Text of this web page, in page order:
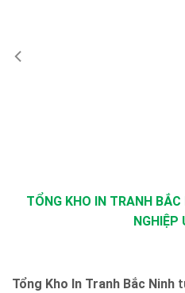
TỔNG KHO IN TRANH
NGHIỆP
Tổng Kho In Tranh Bắc Ninh